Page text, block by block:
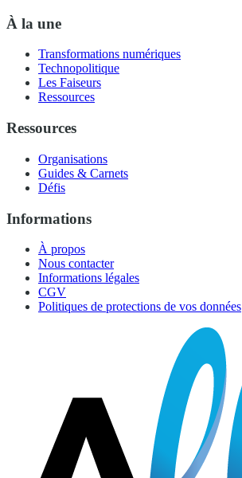
À la une
Transformations numériques
Technopolitique
Les Faiseurs
Ressources
Ressources
Organisations
Guides & Carnets
Défis
Informations
À propos
Nous contacter
Informations légales
CGV
Politiques de protections de vos données